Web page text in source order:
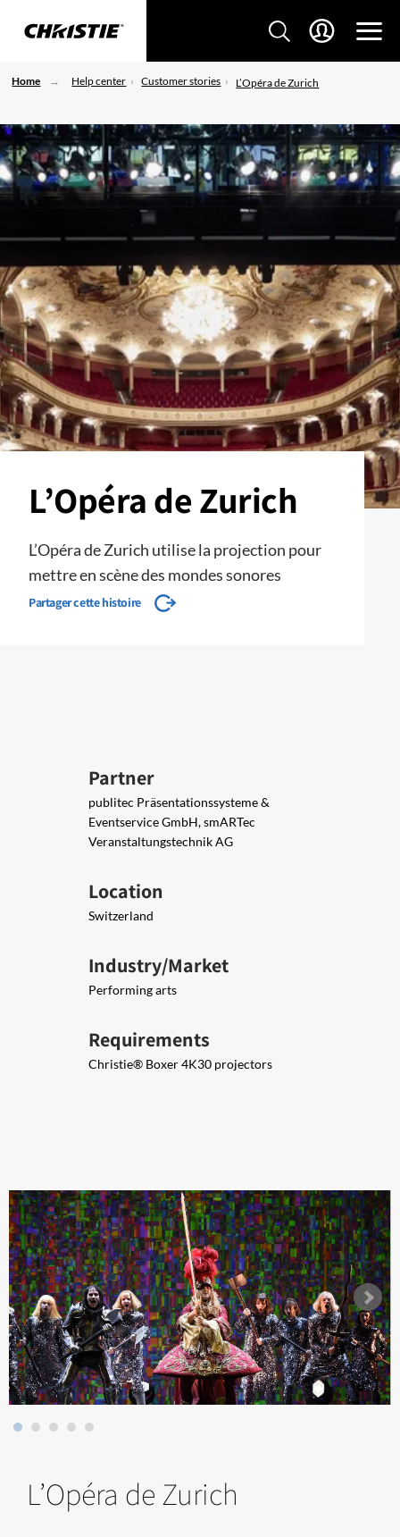
Home Help center Customer stories L’Opéra de Zurich
L’Opéra de Zurich
L’Opéra de Zurich utilise la projection pour
mettre en scène des mondes sonores
Partager cette histoire
Partner
publitec Präsentationssysteme &
Eventservice GmbH, smARTec
Veranstaltungstechnik AG
Location
Switzerland
Industry/Market
Performing arts
Requirements
Christie® Boxer 4K30 projectors
L’Opéra de Zurich